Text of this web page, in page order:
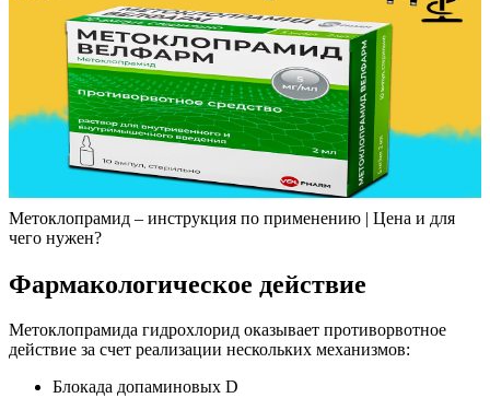
Метоклопрамид – инструкция по применению | Цена и для
чего нужен?
Фармакологическое действие
Метоклопрамида гидрохлорид оказывает противорвотное
действие за счет реализации нескольких механизмов:
Блокада допаминовых D